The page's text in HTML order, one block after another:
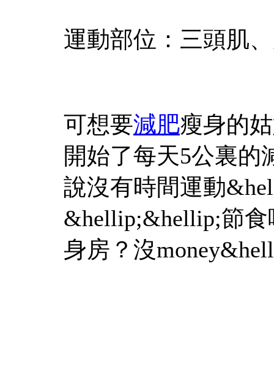
運動部位：三頭肌
可想要減肥瘦身的
開始了每天5公裏的
說沒有時間運動
&hellip;&hellip;節
身房？沒